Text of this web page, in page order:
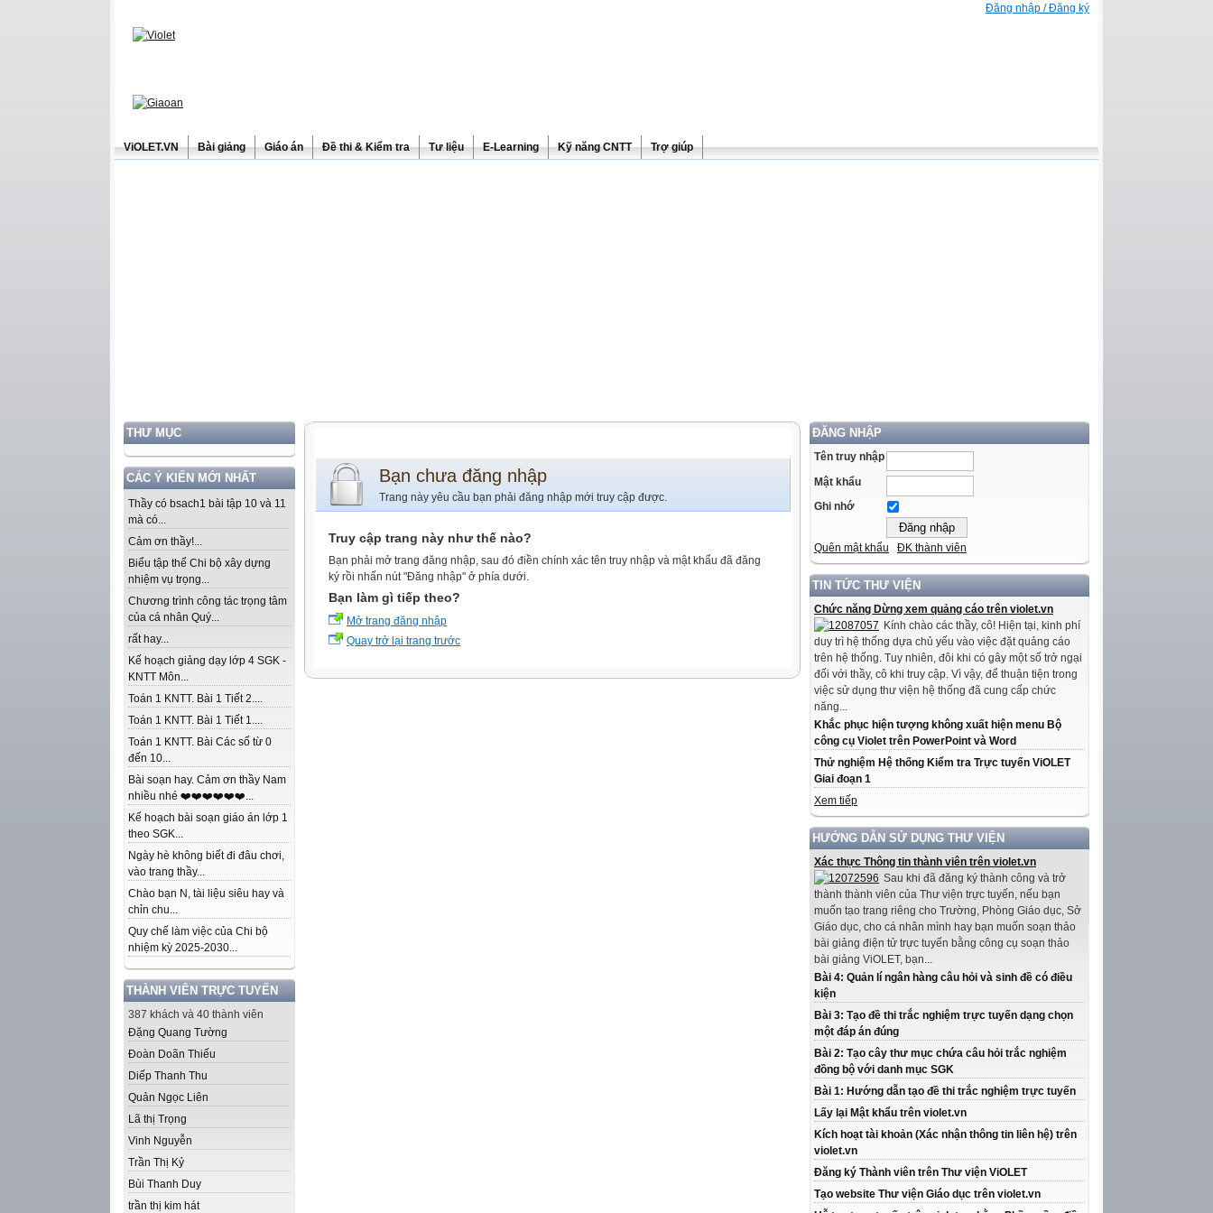
Đăng nhập / Đăng ký
ViOLET.VN Bài giảng Giáo án Đề thi & Kiểm tra Tư liệu E-Learning Kỹ năng CNTT Trợ giúp
THƯ MỤC
CÁC Ý KIẾN MỚI NHẤT
Thầy có bsach1 bài tập 10 và 11
mà có...
Cảm ơn thầy!...
Biểu tập thể Chi bộ xây dựng
nhiệm vụ trọng...
Chương trình công tác trọng tâm
của cá nhân Quý...
rất hay...
Kế hoạch giảng dạy lớp 4 SGK -
KNTT Môn...
Toán 1 KNTT. Bài 1 Tiết 2....
Toán 1 KNTT. Bài 1 Tiết 1....
Toán 1 KNTT. Bài Các số từ 0
đến 10...
Bài soạn hay. Cảm ơn thầy Nam
nhiều nhé ❤️❤️❤️❤️❤️❤️...
Kế hoạch bài soạn giáo án lớp 1
theo SGK...
Ngày hè không biết đi đâu chơi,
vào trang thầy...
Chào bạn N, tài liệu siêu hay và
chỉn chu...
Quy chế làm việc của Chi bộ
nhiệm kỳ 2025-2030...
THÀNH VIÊN TRỰC TUYẾN
387 khách và 40 thành viên
Đặng Quang Tường
Đoàn Doãn Thiếu
Diếp Thanh Thu
Quản Ngọc Liên
Lã thị Trọng
Vinh Nguyễn
Trần Thị Kỷ
Bùi Thanh Duy
trần thị kim hát
ĐĂNG NHẬP
Tên truy nhập
Mật khẩu
Ghi nhớ
Quên mật khẩu ĐK thành viên
TIN TỨC THƯ VIỆN
Chức năng Dừng xem quảng cáo trên violet.vn
Kính chào các thầy, cô! Hiện tại, kinh phí
duy trì hệ thống dựa chủ yếu vào việc đặt quảng cáo
trên hệ thống. Tuy nhiên, đôi khi có gây một số trở ngại
đối với thầy, cô khi truy cập. Vì vậy, để thuận tiện trong
việc sử dụng thư viện hệ thống đã cung cấp chức
năng...
Khắc phục hiện tượng không xuất hiện menu Bộ
công cụ Violet trên PowerPoint và Word
Thử nghiệm Hệ thống Kiểm tra Trực tuyến ViOLET
Giai đoạn 1
Xem tiếp
HƯỚNG DẪN SỬ DỤNG THƯ VIỆN
Xác thực Thông tin thành viên trên violet.vn
Sau khi đã đăng ký thành công và trở
thành thành viên của Thư viện trực tuyến, nếu bạn
muốn tạo trang riêng cho Trường, Phòng Giáo dục, Sở
Giáo dục, cho cá nhân mình hay bạn muốn soạn thảo
bài giảng điện tử trực tuyến bằng công cụ soạn thảo
bài giảng ViOLET, bạn...
Bài 4: Quản lí ngân hàng câu hỏi và sinh đề có điều
kiện
Bài 3: Tạo đề thi trắc nghiệm trực tuyến dạng chọn
một đáp án đúng
Bài 2: Tạo cây thư mục chứa câu hỏi trắc nghiệm
đồng bộ với danh mục SGK
Bài 1: Hướng dẫn tạo đề thi trắc nghiệm trực tuyến
Lấy lại Mật khẩu trên violet.vn
Kích hoạt tài khoản (Xác nhận thông tin liên hệ) trên
violet.vn
Đăng ký Thành viên trên Thư viện ViOLET
Tạo website Thư viện Giáo dục trên violet.vn
Bạn chưa đăng nhập
Trang này yêu cầu bạn phải đăng nhập mới truy cập được.
Truy cập trang này như thế nào?
Bạn phải mở trang đăng nhập, sau đó điền chính xác tên truy nhập và mật khẩu đã đăng
ký rồi nhấn nút "Đăng nhập" ở phía dưới.
Bạn làm gì tiếp theo?
Mở trang đăng nhập
Quay trở lại trang trước